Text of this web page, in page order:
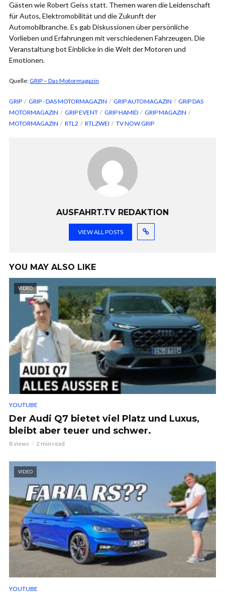
Gästen wie Robert Geiss statt. Themen waren die Leidenschaft
für Autos, Elektromobilität und die Zukunft der
Automobilbranche. Es gab Diskussionen über persönliche
Vorlieben und Erfahrungen mit verschiedenen Fahrzeugen. Die
Veranstaltung bot Einblicke in die Welt der Motoren und
Emotionen.
Quelle:GRIP – Das Motormagazin
GRIP GRIP - DAS MOTORMAGAZIN GRIP AUTOMAGAZIN
GRIP DAS
MOTORMAGAZIN
GRIP EVENT GRIP HAMID
GRIP MAGAZIN
MOTORMAGAZIN
RTL2 RTLZWEI TV NOW GRIP
AUSFAHRT.TV REDAKTION
VIEW ALL POSTS
YOU MAY ALSO LIKE
VIDEO
YOUTUBE
Der Audi Q7 bietet viel Platz und Luxus,
bleibt aber teuer und schwer.
8 views 2 min read
VIDEO
YOUTUBE